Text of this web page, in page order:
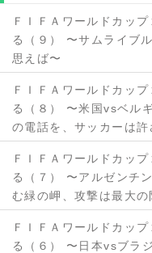
ＦＩＦＡワールドカッ
る（９） 〜サムライブ
思えば〜
ＦＩＦＡワールドカッ
る（８） 〜米国vsベル
の電話を、サッカーは許
ＦＩＦＡワールドカッ
る（７） 〜アルゼンチ
む緑の岬、攻撃は最大の
ＦＩＦＡワールドカッ
る（６） 〜日本vsブラ